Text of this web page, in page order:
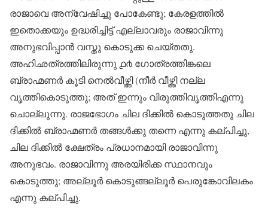
രാജാവെ അന്വേഷിച്ചു പോകേണ്ടു; കേരളത്തിൽ
ഇതൊക്കയും ഉദ്ധരിച്ചിട്ട് എല്ലാവരും രാജാവിന്നു
അനുഭവിപ്പാൻ വസ്തു കൊടുക്ക ചെയ്തതു.
അഹിഛത്രത്തിലിരുന്നു ൧൪ ഗോത്രത്തിങ്കലെ
ബ്രാഹ്മണർ കൂടി നെൽവീഴ്ത്തി (നീർ വീഴ്ത്തി നല്ല
വൃത്തികൊടുത്തു; അത് ഇന്നും വിരുത്തിവൃത്തിഎന്നു
ചൊല്ലുന്നു. രാജഭോഗം ചില ദിക്കിൽ കൊടുത്തതു ചില
ദിക്കിൽ ബ്രാഹ്മണർ തങ്ങൾക്കു തന്നെ എന്നു കല്പിച്ചു,
ചില ദിക്കിൽ ക്ഷേത്രം പ്രധാനമായി രാജാവിന്നു
അനുഭവം. രാജാവിന്നു അരയിരിക്ക സ്ഥാനവും
കൊടുത്തു; അല്ലൂർ കൊടുങ്ങല്ലൂർ പെരുങ്കോവിലകം
എന്നു കല്പിച്ചു.